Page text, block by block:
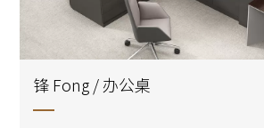
锋 Fong / 办公桌